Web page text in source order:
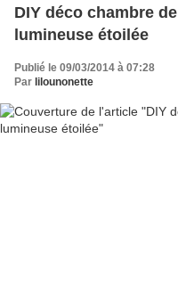
DIY déco chambre
lumineuse étoilée
Publié le 09/03/2014 à 07:28
Par lilounonette